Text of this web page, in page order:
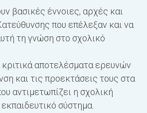
βασικές έννοιες, αρχές και
που επέλεξαν και να
τη γνώση στο σχολικό
αποτελέσματα ερευνών
και τις προεκτάσεις τους στα
αντιμετωπίζει η σχολική
σύστημα.